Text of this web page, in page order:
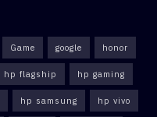
Game google honor
hp flagship hp gaming
hp samsung hp vivo